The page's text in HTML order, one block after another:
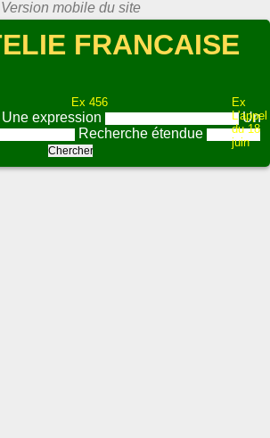
FRANCAISE
Ex 456
Ex
L'appel
du 18
juin
Une expression
Un
Recherche étendue